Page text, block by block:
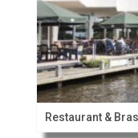
Restaurant &